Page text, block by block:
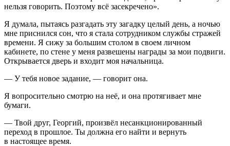
нельзя говорить. Поэтому всё засекречено».
Я думала, пытаясь разгадать эту загадку целый день, а ночью
мне приснился сон, что я стала сотрудником службы стражей
времени. Я сижу за большим столом в своем личном
кабинете, по стене у меня развешены награды за мои подвиги.
Открывается дверь и входит моя начальница.
— У тебя новое задание, — говорит она.
Я вопросительно смотрю на неё, и она протягивает мне
бумаги.
— Твой друг, Георгий, произвёл несанкционированный
переход в прошлое. Ты должна его найти и вернуть
в настоящее время.